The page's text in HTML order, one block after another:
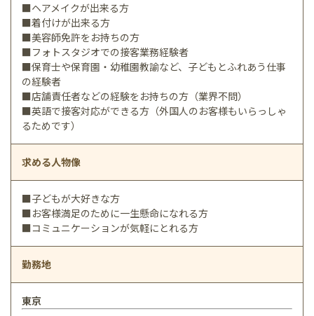
■ヘアメイクが出来る方
■着付けが出来る方
■美容師免許をお持ちの方
■フォトスタジオでの接客業務経験者
■保育士や保育園・幼稚園教諭など、子どもとふれあう仕事
の経験者
■店舗責任者などの経験をお持ちの方（業界不問）
■英語で接客対応ができる方（外国人のお客様もいらっしゃ
るためです）
求める人物像
■子どもが大好きな方
■お客様満足のために一生懸命になれる方
■コミュニケーションが気軽にとれる方
勤務地
東京